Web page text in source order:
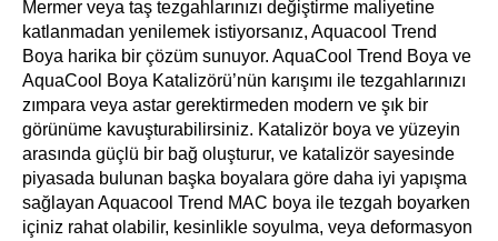
Mermer veya taş tezgahlarınızı değiştirme maliyetine
katlanmadan yenilemek istiyorsanız, Aquacool Trend
Boya harika bir çözüm sunuyor. AquaCool Trend Boya ve
AquaCool Boya Katalizörü’nün karışımı ile tezgahlarınızı
zımpara veya astar gerektirmeden modern ve şık bir
görünüme kavuşturabilirsiniz. Katalizör boya ve yüzeyin
arasında güçlü bir bağ oluşturur, ve katalizör sayesinde
piyasada bulunan başka boyalara göre daha iyi yapışma
sağlayan Aquacool Trend MAC boya ile tezgah boyarken
içiniz rahat olabilir, kesinlikle soyulma, veya deformasyon